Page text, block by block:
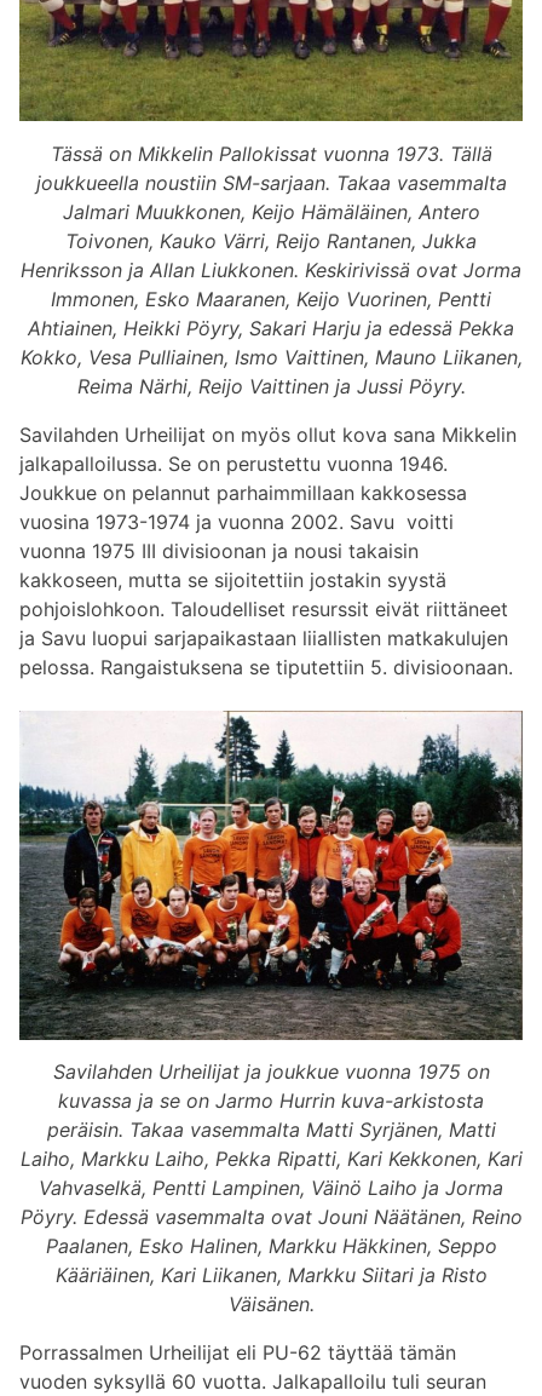
Tässä on Mikkelin Pallokissat vuonna 1973. Tällä
joukkueella noustiin SM-sarjaan. Takaa vasemmalta
Jalmari Muukkonen, Keijo Hämäläinen, Antero
Toivonen, Kauko Värri, Reijo Rantanen, Jukka
Henriksson ja Allan Liukkonen. Keskirivissä ovat Jorma
Immonen, Esko Maaranen, Keijo Vuorinen, Pentti
Ahtiainen, Heikki Pöyry, Sakari Harju ja edessä Pekka
Kokko, Vesa Pulliainen, Ismo Vaittinen, Mauno Liikanen,
Reima Närhi, Reijo Vaittinen ja Jussi Pöyry.
Savilahden Urheilijat on myös ollut kova sana Mikkelin
jalkapalloilussa. Se on perustettu vuonna 1946.
Joukkue on pelannut parhaimmillaan kakkosessa
vuosina 1973-1974 ja vuonna 2002. Savu voitti
vuonna 1975 III divisioonan ja nousi takaisin
kakkoseen, mutta se sijoitettiin jostakin syystä
pohjoislohkoon. Taloudelliset resurssit eivät riittäneet
ja Savu luopui sarjapaikastaan liiallisten matkakulujen
pelossa. Rangaistuksena se tiputettiin 5. divisioonaan.
Savilahden Urheilijat ja joukkue vuonna 1975 on
kuvassa ja se on Jarmo Hurrin kuva-arkistosta
peräisin. Takaa vasemmalta Matti Syrjänen, Matti
Laiho, Markku Laiho, Pekka Ripatti, Kari Kekkonen, Kari
Vahvaselkä, Pentti Lampinen, Väinö Laiho ja Jorma
Pöyry. Edessä vasemmalta ovat Jouni Näätänen, Reino
Paalanen, Esko Halinen, Markku Häkkinen, Seppo
Kääriäinen, Kari Liikanen, Markku Siitari ja Risto
Väisänen.
Porrassalmen Urheilijat eli PU-62 täyttää tämän
vuoden syksyllä 60 vuotta. Jalkapalloilu tuli seuran